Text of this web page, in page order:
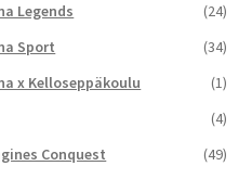
Legends
(24)
Sport
(34)
x Kelloseppäkoulu
(1)
(4)
Conquest
(49)